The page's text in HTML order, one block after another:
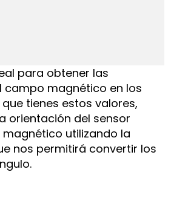
para obtener las
campo magnético en los
que tienes estos valores,
orientación del sensor
utilizando la
nos permitirá convertir los